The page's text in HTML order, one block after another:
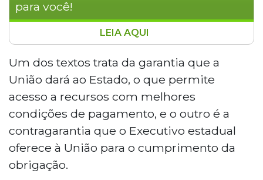
para você!
O Ministério da Fazenda publicou os
extratos de dois contratos firmados com o
Governo de Mato Grosso do Sul,
garantindo um empréstimo de R$ 950
milhões pelo Banco do Brasil. Os
documentos, assinados pelo governador
Eduardo Riedel e representantes da
União, preveem condições como taxa
anual baseada no CDI e carência de 12
meses. Os recursos serão destinados a
LEIA AQUI
Um dos textos trata da garantia que a
União dará ao Estado, o que permite
acesso a recursos com melhores
condições de pagamento, e o outro é a
contragarantia que o Executivo estadual
oferece à União para o cumprimento da
obrigação.